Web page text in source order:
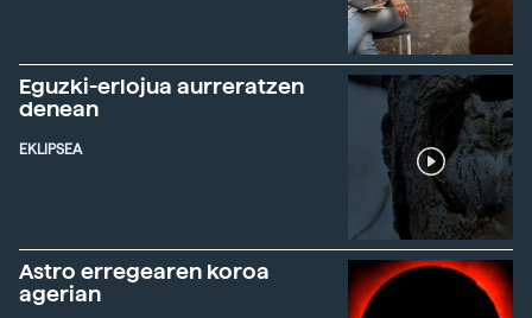
Eguzki-erlojua aurreratzen
denean
EKLIPSEA
Astro erregearen koroa
agerian